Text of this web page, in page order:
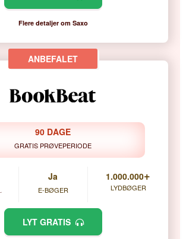
Flere detaljer om Saxo
90 DAGE
GRATIS PRØVEPERIODE
Ja
E-BØGER
1.000.000+
LYDBØGER